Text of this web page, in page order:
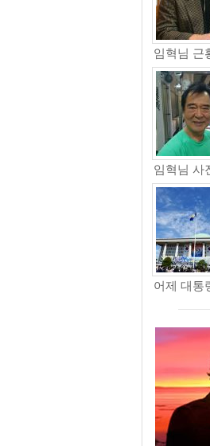
임혁님 근
임혁님 사
어제 대통